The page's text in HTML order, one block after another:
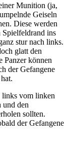
Munition (ja,
Geiseln
Diese werden
Spielfeldrand ins
stur nach links.
glatt den
Panzer können
der Gefangene
links vom linken
und den
sollten.
der Gefangene